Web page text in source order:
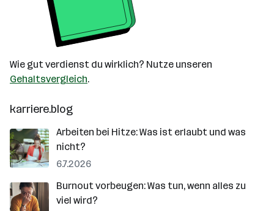
Wie gut verdienst du wirklich? Nutze unseren
Gehaltsvergleich.
karriere.blog
Arbeiten bei Hitze: Was ist erlaubt und was
nicht?
6.7.2026
Burnout vorbeugen: Was tun, wenn alles zu
viel wird?